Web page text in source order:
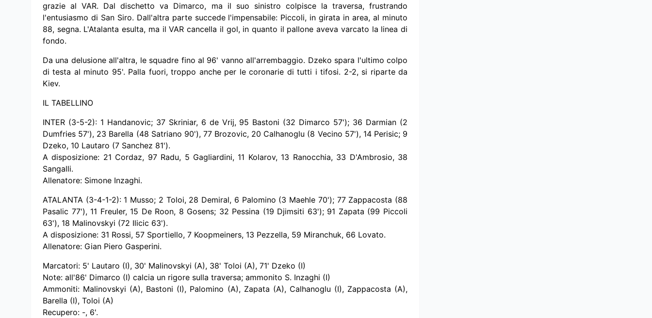
grazie al VAR. Dal dischetto va Dimarco, ma il suo sinistro colpisce la traversa, frustrando
l'entusiasmo di San Siro. Dall'altra parte succede l'impensabile: Piccoli, in girata in area, al minuto
88, segna. L'Atalanta esulta, ma il VAR cancella il gol, in quanto il pallone aveva varcato la linea di
fondo.
Da una delusione all'altra, le squadre fino al 96' vanno all'arrembaggio. Dzeko spara l'ultimo colpo
di testa al minuto 95'. Palla fuori, troppo anche per le coronarie di tutti i tifosi. 2-2, si riparte da
Kiev.
IL TABELLINO
INTER (3-5-2): 1 Handanovic; 37 Skriniar, 6 de Vrij, 95 Bastoni (32 Dimarco 57'); 36 Darmian (2
Dumfries 57'), 23 Barella (48 Satriano 90'), 77 Brozovic, 20 Calhanoglu (8 Vecino 57'), 14 Perisic; 9
Dzeko, 10 Lautaro (7 Sanchez 81').
A disposizione: 21 Cordaz, 97 Radu, 5 Gagliardini, 11 Kolarov, 13 Ranocchia, 33 D'Ambrosio, 38
Sangalli.
Allenatore: Simone Inzaghi.
ATALANTA (3-4-1-2): 1 Musso; 2 Toloi, 28 Demiral, 6 Palomino (3 Maehle 70'); 77 Zappacosta (88
Pasalic 77'), 11 Freuler, 15 De Roon, 8 Gosens; 32 Pessina (19 Djimsiti 63'); 91 Zapata (99 Piccoli
63'), 18 Malinovskyi (72 Ilicic 63').
A disposizione: 31 Rossi, 57 Sportiello, 7 Koopmeiners, 13 Pezzella, 59 Miranchuk, 66 Lovato.
Allenatore: Gian Piero Gasperini.
Marcatori: 5' Lautaro (I), 30' Malinovskyi (A), 38' Toloi (A), 71' Dzeko (I)
Note: all'86' Dimarco (I) calcia un rigore sulla traversa; ammonito S. Inzaghi (I)
Ammoniti: Malinovskyi (A), Bastoni (I), Palomino (A), Zapata (A), Calhanoglu (I), Zappacosta (A),
Barella (I), Toloi (A)
Recupero: -, 6'.